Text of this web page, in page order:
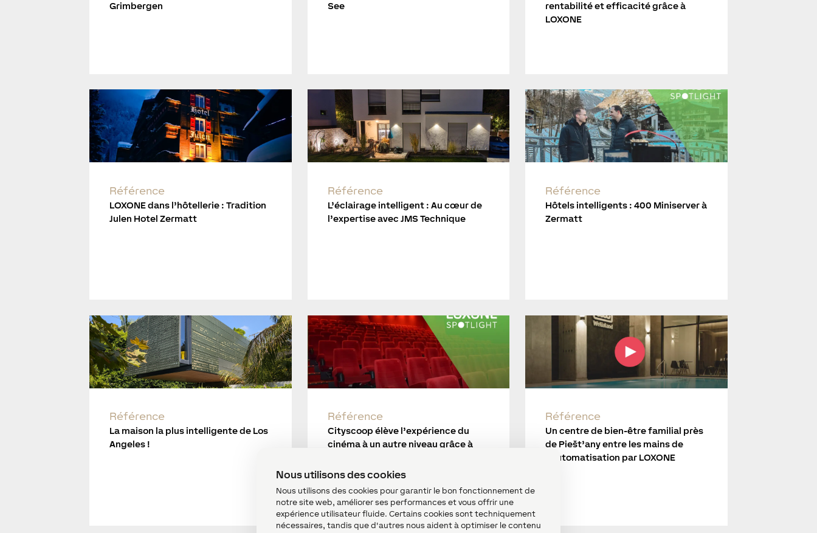
Nous utilisons des cookies
Nous utilisons des cookies pour garantir le bon fonctionnement de
notre site web, améliorer ses performances et vous offrir une
expérience utilisateur fluide. Certains cookies sont techniquement
nécessaires, tandis que d'autres nous aident à optimiser le contenu
Grimbergen
See
rentabilité et efficacité grâce à
LOXONE
Référence
LOXONE dans l’hôtellerie : Tradition
Julen Hotel Zermatt
Référence
L’éclairage intelligent : Au cœur de
l’expertise avec JMS Technique
Référence
Hôtels intelligents : 400 Miniserver à
Zermatt
Référence
La maison la plus intelligente de Los
Angeles !
Référence
Cityscoop élève l’expérience du
cinéma à un autre niveau grâce à
Référence
Un centre de bien-être familial près
de Piešt’any entre les mains de
l’automatisation par LOXONE